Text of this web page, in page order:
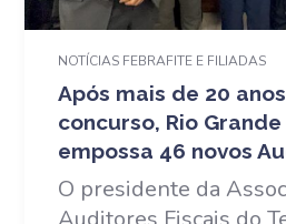
NOTÍCIAS FEBRAFITE E FILIADAS
Após mais de 20
concurso, Rio
empossa 46 novos
O presidente da